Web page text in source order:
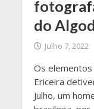
do
Julho 7, 2022
Os
Ericeira
Julho, um